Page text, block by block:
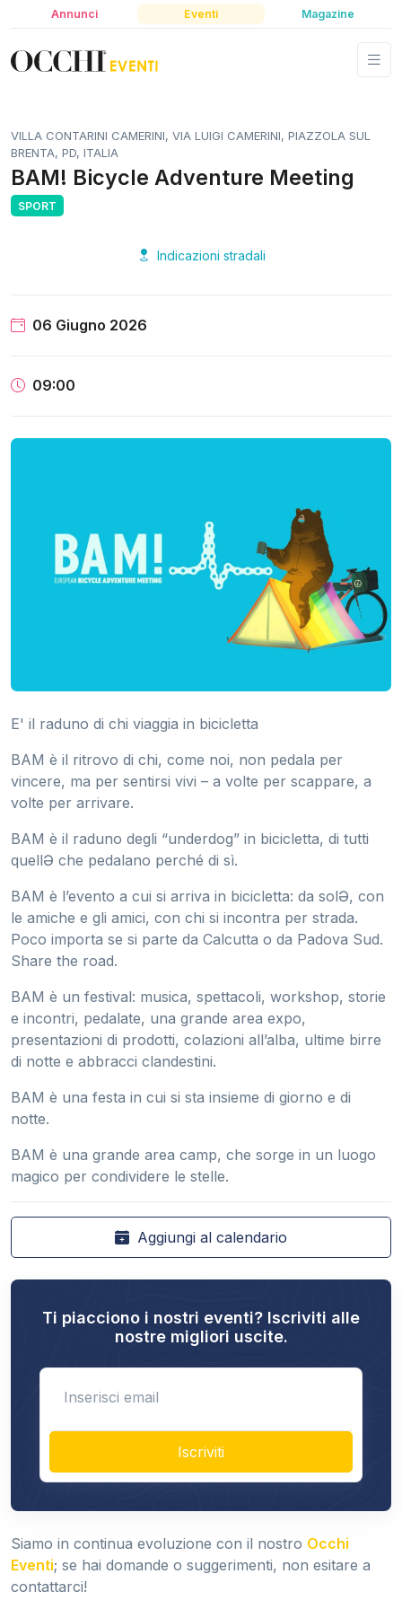
Annunci Eventi Magazine
VILLA CONTARINI CAMERINI, VIA LUIGI CAMERINI, PIAZZOLA SUL
BRENTA, PD, ITALIA
BAM! Bicycle Adventure Meeting
SPORT
Indicazioni stradali
06 Giugno 2026
09:00
E' il raduno di chi viaggia in bicicletta
BAM è il ritrovo di chi, come noi, non pedala per
vincere, ma per sentirsi vivi – a volte per scappare, a
volte per arrivare.
BAM è il raduno degli “underdog” in bicicletta, di tutti
quellƏ che pedalano perché di sì.
BAM è l’evento a cui si arriva in bicicletta: da solƏ, con
le amiche e gli amici, con chi si incontra per strada.
Poco importa se si parte da Calcutta o da Padova Sud.
Share the road.
BAM è un festival: musica, spettacoli, workshop, storie
e incontri, pedalate, una grande area expo,
presentazioni di prodotti, colazioni all’alba, ultime birre
di notte e abbracci clandestini.
BAM è una festa in cui si sta insieme di giorno e di
notte.
BAM è una grande area camp, che sorge in un luogo
magico per condividere le stelle.
Aggiungi al calendario
Ti piacciono i nostri eventi? Iscriviti alle
nostre migliori uscite.
Iscriviti
Siamo in continua evoluzione con il nostro Occhi
Eventi; se hai domande o suggerimenti, non esitare a
contattarci!